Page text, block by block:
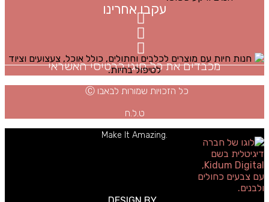
עקבו אחרינו
מכבדים את כל סוגי כרטיסי האשראי
כל הזכויות שמורות לבאבו Ⓒ
ט.ל.ח
.Make It Amazing